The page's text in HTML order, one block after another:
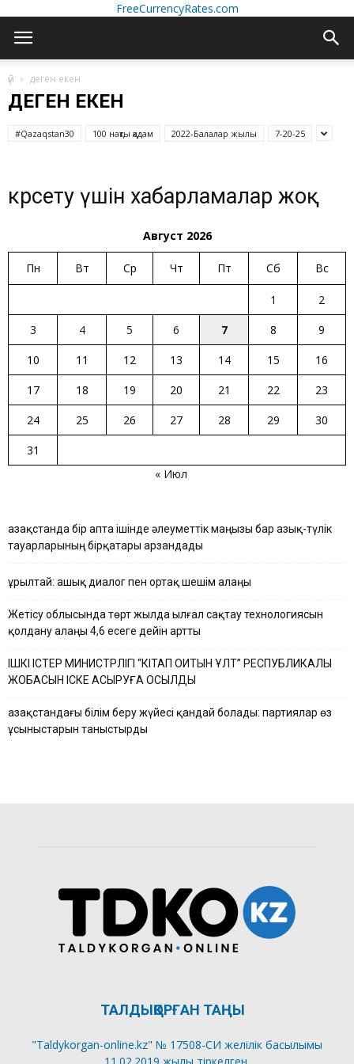
FreeCurrencyRates.com
үй деген екен
ДЕГЕН ЕКЕН
#Qazaqstan30 100 нақты қадам 2022-Балалар жылы 7-20-25
көрсету үшін хабарламалар жоқ
Август 2026
Пн Вт Ср Чт Пт Сб Вс
1
2
3
4 5 6 7 8
9
10
11 12 13 14 15
16
17
18 19 20 21 22
23
24
25 26 27 28 29
30
31
« Июл
Қазақстанда бір апта ішінде әлеуметтік маңызы бар азық-түлік
тауарларының бірқатары арзандады
Құрылтай: ашық диалог пен ортақ шешім алаңы
Жетісу облысында төрт жылда ылғал сақтау технологиясын
қолдану алаңы 4,6 есеге дейін артты
ІШКІ ІСТЕР МИНИСТРЛІГІ “КІТАП ОҚИТЫН ҰЛТ” РЕСПУБЛИКАЛЫҚ
ЖОБАСЫН ІСКЕ АСЫРУҒА ҚОСЫЛДЫ
Қазақстандағы білім беру жүйесі қандай болады: партиялар өз
ұсыныстарын таныстырды
ТАЛДЫҚОРҒАН ТАҢЫ
"Taldykorgan-online.kz" № 17508-СИ желілік басылымы